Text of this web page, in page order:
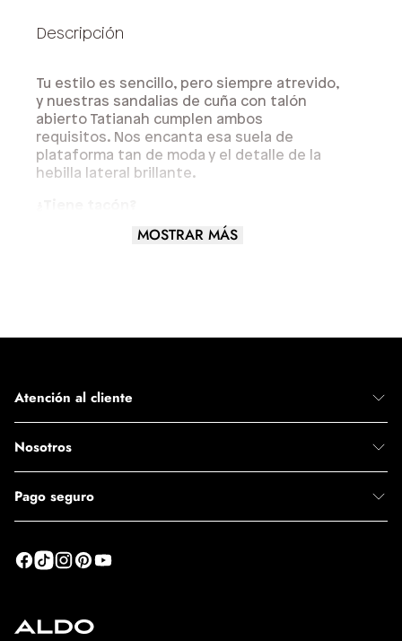
Tu estilo es sencillo, pero siempre atrevido,
y nuestras sandalias de cuña con talón
abierto Tatianah cumplen ambos
requisitos. Nos encanta esa suela de
plataforma tan de moda y el detalle de la
hebilla lateral brillante.
MOSTRAR MÁS
Atención al cliente
Nosotros
Pago seguro